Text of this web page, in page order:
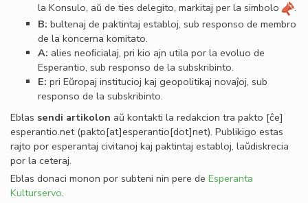
la Konsulo, aŭ de ties delegito, markitaj per la simbolo
.
B: bultenaj de paktintaj establoj, sub responso de membro
de la koncerna komitato.
A: alies neoﬁcialaj, pri kio ajn utila por la evoluo de
Esperantio, sub responso de la subskribinto.
E: pri Eŭropaj institucioj kaj geopolitikaj novaĵoj, sub
responso de la subskribinto.
Eblas sendi artikolon aŭ kontakti la redakcion tra pakto [ĉe]
esperantio.net(pakto[at]esperantio[dot]net). Publikigo estas
rajto por esperantaj civitanoj kaj paktintaj establoj, laŭdiskrecia
por la ceteraj.
Eblas donaci monon por subteni nin pere de Esperanta
Kulturservo.